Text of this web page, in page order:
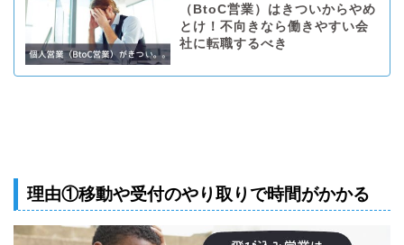
（BtoC営業）はきついからやめ
とけ！不向きなら働きやすい会
社に転職するべき
理由①移動や受付のやり取りで時間がかかる